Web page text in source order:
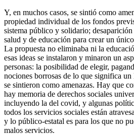
Y, en muchos casos, se sintió como
propiedad individual de los fondos
sistema público y solidario;
salud y de educación para crear un
La propuesta no eliminaba ni la
esas ideas se instalaron y minaron un
personas: la posibilidad de elegir,
nociones borrosas de lo que significa
se sintieron como amenazas. Hay que
hay memoria de derechos sociales
incluyendo la del covid, y algunas
todos los servicios sociales están
y lo público-estatal es para los que no
malos servicios.